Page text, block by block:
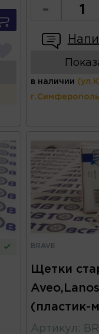
-
в наличии
BRAVE
Щетки
(пластик-
Артикул :